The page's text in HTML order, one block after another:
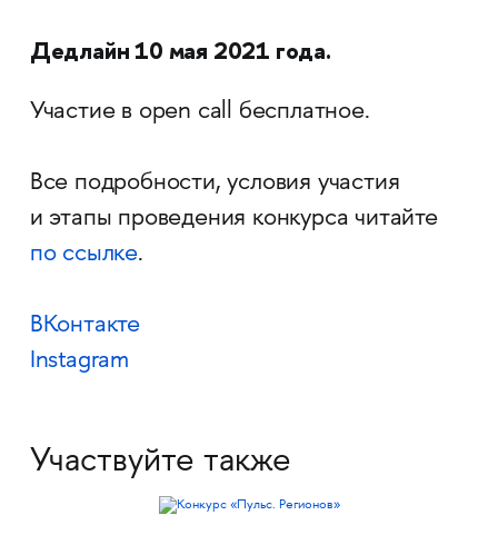
Дедлайн 10 мая 2021 года.
Участие в open call бесплатное.
Все подробности, условия участия
и этапы проведения конкурса читайте
по ссылке.
ВКонтакте
Instagram
Участвуйте также